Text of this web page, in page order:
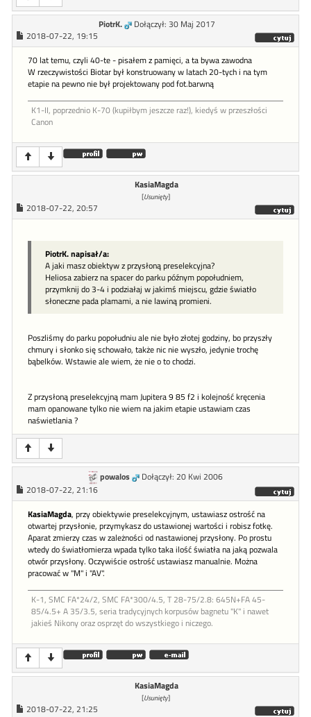
PiotrK.
Dołączył: 30 Maj 2017
2018-07-22, 19:15
70 lat temu, czyli 40-te - pisałem z pamięci, a ta bywa zawodna
W rzeczywistości Biotar był konstruowany w latach 20-tych i na tym
etapie na pewno nie był projektowany pod fot.barwną
K1-II, poprzednio K-70 (kupiłbym jeszcze raz!), kiedyś w przeszłości
Canon
KasiaMagda
[Usunięty]
2018-07-22, 20:57
PiotrK. napisał/a:
A jaki masz obiektyw z przysłoną preselekcyjna?
Heliosa zabierz na spacer do parku późnym popołudniem,
przymknij do 3-4 i podziałaj w jakimś miejscu, gdzie światło
słoneczne pada plamami, a nie lawiną promieni.
Poszliśmy do parku popołudniu ale nie było złotej godziny, bo przyszły
chmury i słonko się schowało, także nic nie wyszło, jedynie trochę
bąbelków. Wstawie ale wiem, że nie o to chodzi.
Z przysłoną preselekcyjną mam Jupitera 9 85 f2 i kolejność kręcenia
mam opanowane tylko nie wiem na jakim etapie ustawiam czas
naświetlania ?
powalos
Dołączył: 20 Kwi 2006
2018-07-22, 21:16
KasiaMagda, przy obiektywie preselekcyjnym, ustawiasz ostrość na
otwartej przysłonie, przymykasz do ustawionej wartości i robisz fotkę.
Aparat zmierzy czas w zależności od nastawionej przysłony. Po prostu
wtedy do światłomierza wpada tylko taka ilość światła na jaką pozwala
otwór przysłony. Oczywiście ostrość ustawiasz manualnie. Można
pracować w "M" i "AV".
K-1, SMC FA*24/2, SMC FA*300/4.5, T 28-75/2.8: 645N+FA 45-
85/4.5+ A 35/3.5, seria tradycyjnych korpusów bagnetu "K" i nawet
jakieś Nikony oraz osprzęt do wszystkiego i niczego.
KasiaMagda
[Usunięty]
2018-07-22, 21:25